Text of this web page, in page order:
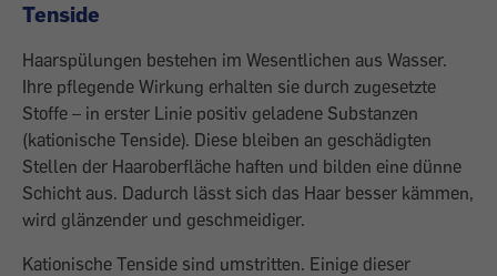
Tenside
Haarspülungen bestehen im Wesentlichen aus Wasser.
Ihre pflegende Wirkung erhalten sie durch zugesetzte
Stoffe – in erster Linie positiv geladene Substanzen
(kationische Tenside). Diese bleiben an geschädigten
Stellen der Haaroberfläche haften und bilden eine dünne
Schicht aus. Dadurch lässt sich das Haar besser kämmen,
wird glänzender und geschmeidiger.
Kationische Tenside sind umstritten. Einige dieser